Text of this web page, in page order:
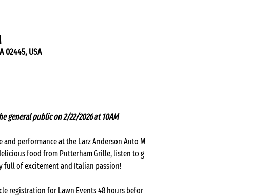
02445, USA
general public on 2/22/2026 at 10AM
performance at the Larz Anderson Auto M
food from Putterham Grille, listen to g
full of excitement and Italian passion!
registration for Lawn Events 48 hours befor